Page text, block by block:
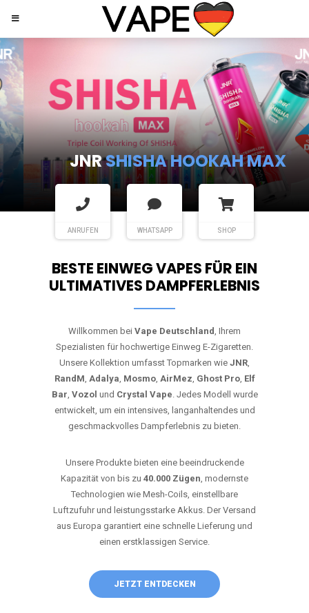
JNRSHISHA HOOKAH MAX
ANRUFEN WHATSAPP SHOP
BESTE EINWEG VAPES FÜR EIN
ULTIMATIVES DAMPFERLEBNIS
Willkommen bei Vape Deutschland, Ihrem
Spezialisten für hochwertige Einweg E-Zigaretten.
Unsere Kollektion umfasst Topmarken wie JNR,
RandM, Adalya, Mosmo, AirMez, Ghost Pro, Elf
Bar, Vozol und Crystal Vape. Jedes Modell wurde
entwickelt, um ein intensives, langanhaltendes und
geschmackvolles Dampferlebnis zu bieten.
Unsere Produkte bieten eine beeindruckende
Kapazität von bis zu 40.000 Zügen, modernste
Technologien wie Mesh-Coils, einstellbare
Luftzufuhr und leistungsstarke Akkus. Der Versand
aus Europa garantiert eine schnelle Lieferung und
einen erstklassigen Service.
JETZT ENTDECKEN